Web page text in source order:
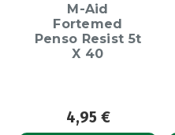
M-Aid
Fortemed
Penso Resist 5t
X 40
4,95 €